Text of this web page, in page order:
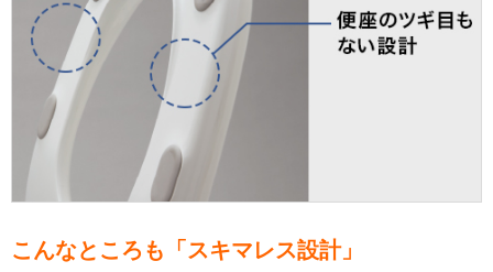
こんなところも「スキマレス設計」